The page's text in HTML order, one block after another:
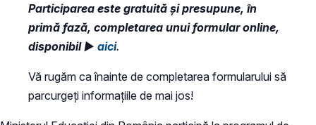
Participarea este gratuită și presupune, în
primă fază, completarea unui formular online,
disponibil ► aici.
Vă rugăm ca înainte de completarea formularului să
parcurgeți informațiile de mai jos!